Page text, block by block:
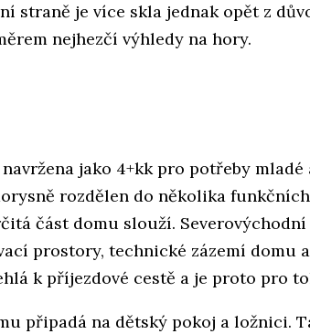
straně je více skla jednak opět z
nejhezčí výhledy na hory.
jako 4+kk pro potřeby mladé
rozdělen do několika
část domu slouží.
prostory, technické zázemí domu
k příjezdové cestě a je proto pro
připadá na dětský pokoj a ložnici.